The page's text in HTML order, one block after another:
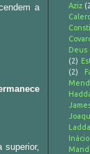
a
Aziz
Deus
(2)
(2)
Inácio